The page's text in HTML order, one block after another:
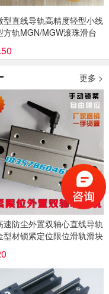
型直线导轨高精度轻型小线
方轨MGN/MGW滚珠滑台
更多 >
速防尘外置双轴心直线导轨
型材锁紧定位限位滑轨滑块